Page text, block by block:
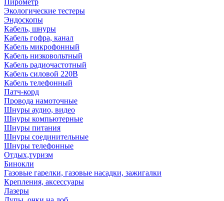
Пирометр
Экологические тестеры
Эндоскопы
Кабель, шнуры
Кабель гофра, канал
Кабель микрофонный
Кабель низковольтный
Кабель радиочастотный
Кабель силовой 220В
Кабель телефонный
Патч-корд
Провода намоточные
Шнуры аудио, видео
Шнуры компьютерные
Шнуры питания
Шнуры соединительные
Шнуры телефонные
Отдых,туризм
Бинокли
Газовые гарелки, газовые насадки, зажигалки
Крепления, аксессуары
Лазеры